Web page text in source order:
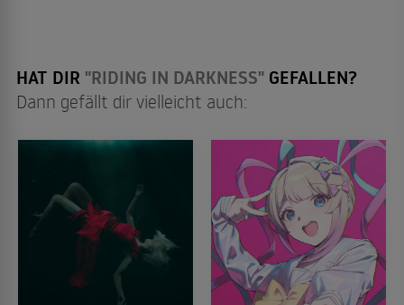
HAT DIR "RIDING IN DARKNESS" GEFALLEN?
Dann gefällt dir vielleicht auch: